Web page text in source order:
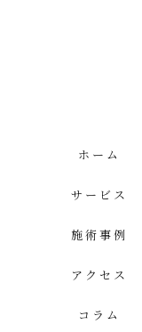
ホーム
サービス
施術事例
アクセス
コラム